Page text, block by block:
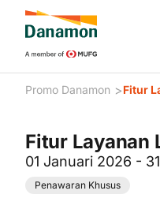
Promo Danamon >Fitur
Fitur Layanan
01 Januari 2026 -
Penawaran Khusus